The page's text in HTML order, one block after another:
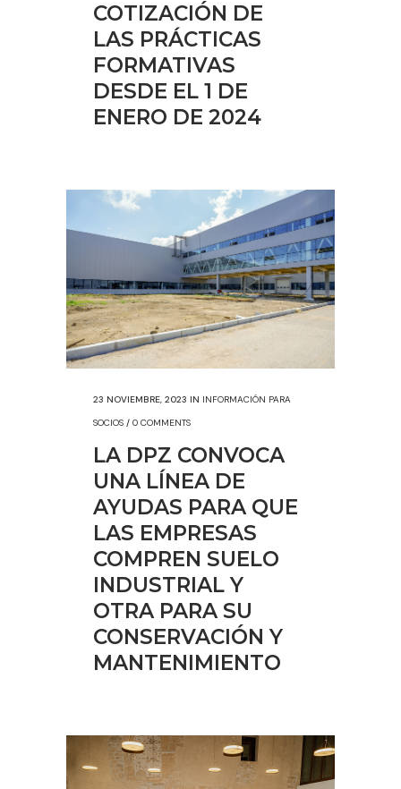
COTIZACIÓN DE
LAS PRÁCTICAS
FORMATIVAS
DESDE EL 1 DE
ENERO DE 2024
23 NOVIEMBRE, 2023 IN INFORMACIÓN PARA
SOCIOS / 0 COMMENTS
LA DPZ CONVOCA
UNA LÍNEA DE
AYUDAS PARA QUE
LAS EMPRESAS
COMPREN SUELO
INDUSTRIAL Y
OTRA PARA SU
CONSERVACIÓN Y
MANTENIMIENTO